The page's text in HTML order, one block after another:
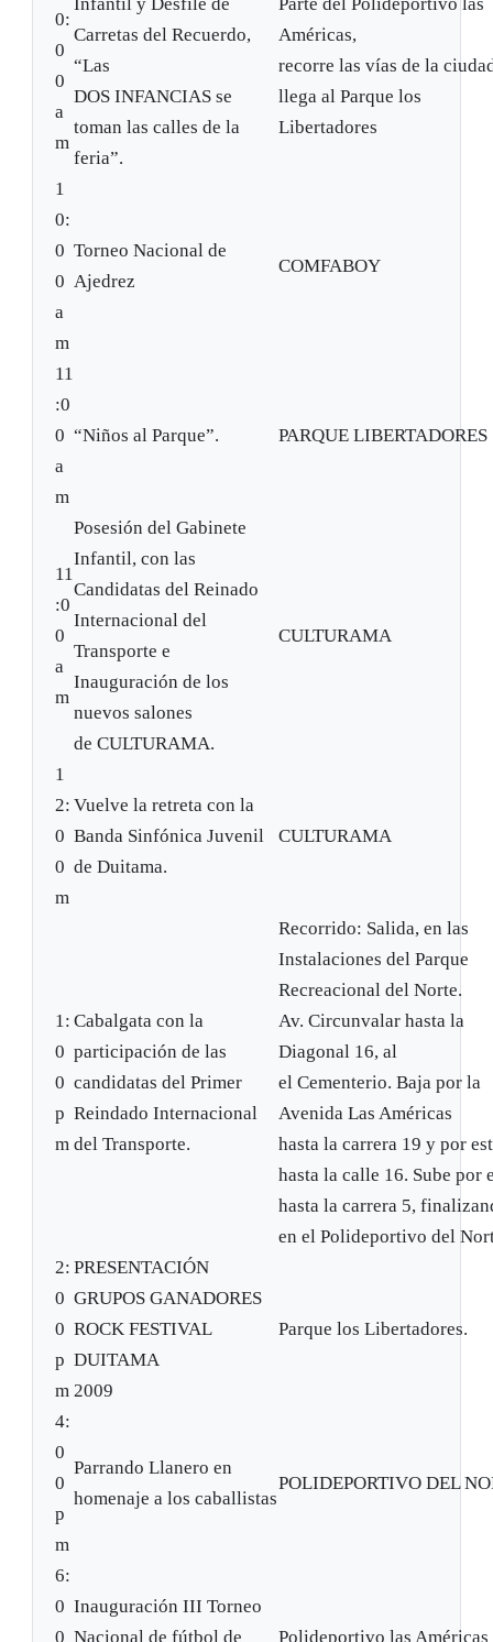
0:
0
0
a
m
Infantil y Desfile de
Carretas del Recuerdo,
“Las
DOS INFANCIAS se
toman las calles de la
feria”.
Parte del Polideportivo las
Américas,
recorre las vías de la
llega al Parque los
Libertadores
1
0:
0
0
a
m
Torneo Nacional de
Ajedrez
COMFABOY
11
:0
0
a
m
“Niños al Parque”. PARQUE LIBERTADORES
11
:0
0
a
m
Posesión del Gabinete
Infantil, con las
Candidatas del Reinado
Internacional del
Transporte e
Inauguración de los
nuevos salones
de CULTURAMA.
CULTURAMA
1
2:
0
0
m
Vuelve la retreta con la
Banda Sinfónica Juvenil
de Duitama.
CULTURAMA
1:
0
0
p
m
Cabalgata con la
participación de las
candidatas del Primer
Reindado Internacional
del Transporte.
Recorrido: Salida, en las
Instalaciones del Parque
Recreacional del Norte.
Av. Circunvalar hasta la
Diagonal 16, al
el Cementerio. Baja por la
Avenida Las Américas
hasta la carrera 19 y por
hasta la calle 16. Sube por
hasta la carrera 5,
en el Polideportivo del
2:
0
0
p
m
PRESENTACIÓN
GRUPOS GANADORES
ROCK FESTIVAL
DUITAMA
2009
Parque los Libertadores.
4:
0
0
p
m
Parrando Llanero en
homenaje a los caballistas
POLIDEPORTIVO DEL
6:
0
0
Inauguración III Torneo
Nacional de fútbol de
Polideportivo las Américas